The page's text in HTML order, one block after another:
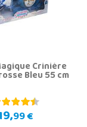
Crinière
Bleu 55 cm
99 €